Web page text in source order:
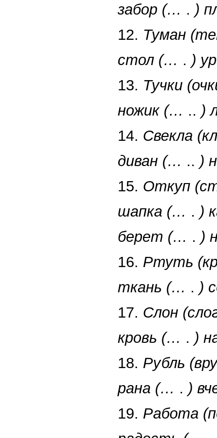
забор (… . )
12. Туман
стол (… . )
13. Тучки
ножик (… .. )
14. Свекла
диван (… .. )
15. Откуп
шапка (… . )
берет (… . )
16. Ртуть
ткань (… . )
17. Слон
кровь (… . )
18. Рубль
рана (… . )
19. Работа